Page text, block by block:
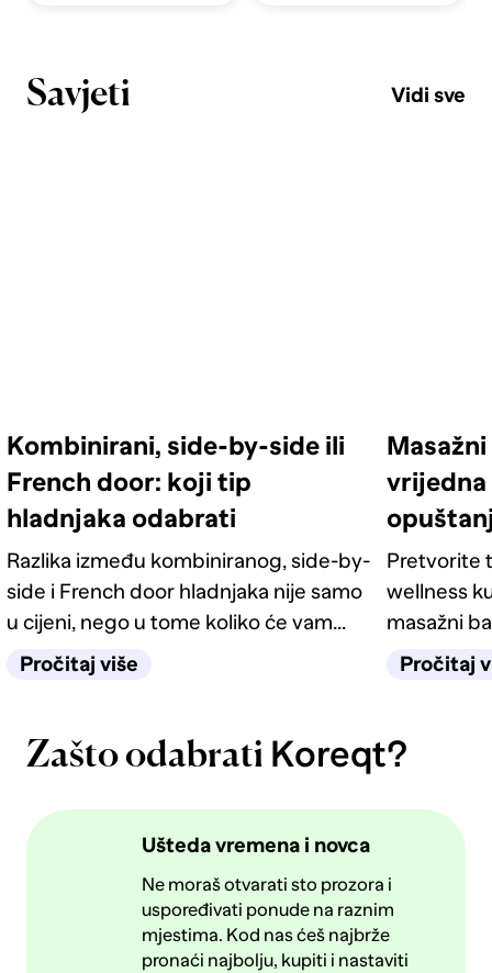
Savjeti Vidi sve
Kombinirani, side-by-side ili
French door: koji tip
hladnjaka odabrati
Razlika između kombiniranog, side-by-
side i French door hladnjaka nije samo
u cijeni, nego u tome koliko će vam
život u kuhinji biti jednostavan
Pročitaj više
vrijedna
Pretvorite
wellness
masažni
Pročitaj
Zašto odabrati Koreqt?
Ušteda vremena i novca
Ne moraš otvarati sto prozora i
uspoređivati ponude na raznim
mjestima. Kod nas ćeš najbrže
pronaći najbolju, kupiti i nastaviti